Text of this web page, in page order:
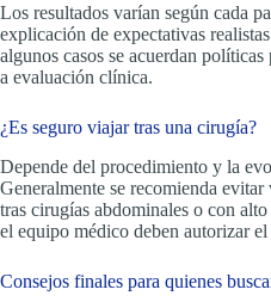
Los resultados varían según cada
explicación de expectativas
algunos casos se acuerdan
a evaluación clínica.
¿Es seguro viajar tras una cirugía?
Depende del procedimiento y la
Generalmente se recomienda
tras cirugías abdominales o con
el equipo médico deben autorizar
Consejos finales para quienes